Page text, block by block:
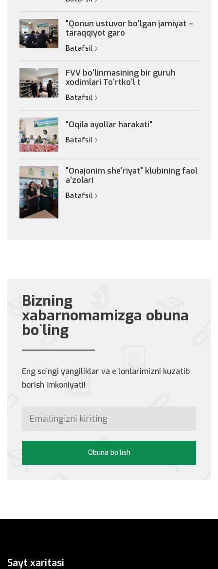
"Qonun ustuvor bo'lgan jamiyat –
taraqqiyot garo
Batafsil
FVV bo'linmasining bir guruh
xodimlari To'rtko'l t
Batafsil
"Oqila ayollar harakati"
Batafsil
"Onajonim she'riyat" klubining faol
a'zolari
Batafsil
Bizning
xabarnomamizga obuna
bo`ling
Eng so`ngi yangiliklar va e`lonlarimizni kuzatib
borish imkoniyati!
Obuna bo`lish
Sayt xaritasi